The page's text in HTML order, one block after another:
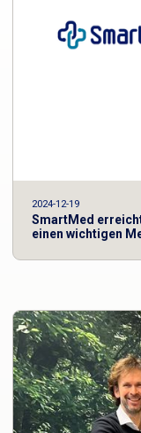
2024-12-19
SmartMed
einen wichtigen